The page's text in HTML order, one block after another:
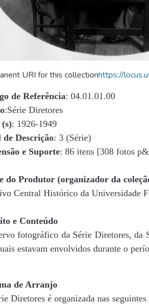
URI for this collectionhttps://
de Referência: 04.01.01.00
:Série Diretores
: 1926-1949
de Descrição: 3 (Série)
e Suporte: 86 itens [308 fotos
do Produtor (organizador da
Central Histórico da Universidade
e Conteúdo
fotográfico da Série Diretores, da
estavam envolvidos durante o
de Arranjo
Diretores é organizada nas